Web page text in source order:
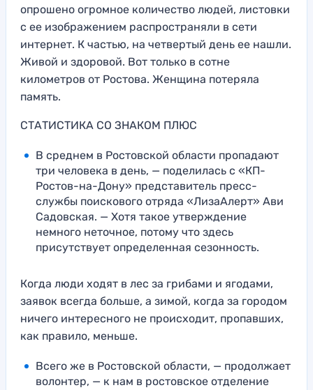
опрошено огромное количество людей, листовки
с ее изображением распространяли в сети
интернет. К частью, на четвертый день ее нашли.
Живой и здоровой. Вот только в сотне
километров от Ростова. Женщина потеряла
память.
СТАТИСТИКА СО ЗНАКОМ ПЛЮС
В среднем в Ростовской области пропадают
три человека в день, — поделилась с «КП-
Ростов-на-Дону» представитель пресс-
службы поискового отряда «ЛизаАлерт» Ави
Садовская. — Хотя такое утверждение
немного неточное, потому что здесь
присутствует определенная сезонность.
Когда люди ходят в лес за грибами и ягодами,
заявок всегда больше, а зимой, когда за городом
ничего интересного не происходит, пропавших,
как правило, меньше.
Всего же в Ростовской области, — продолжает
волонтер, — к нам в ростовское отделение